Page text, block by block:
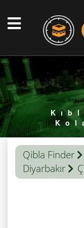
Qibla Finder
Diyarbakır